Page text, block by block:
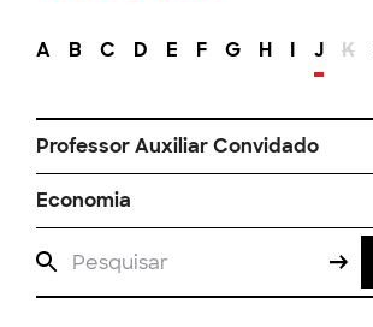
A B C D E F G H I J K
Professor Auxiliar Convidado
Economia